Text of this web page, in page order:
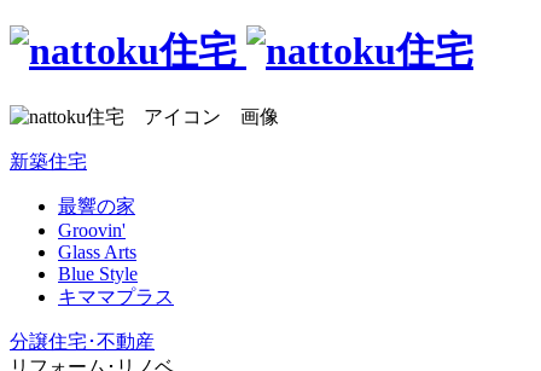
新築住宅
最響の家
Groovin'
Glass Arts
Blue Style
キママプラス
分譲住宅･不動産
リフォーム･リノベ